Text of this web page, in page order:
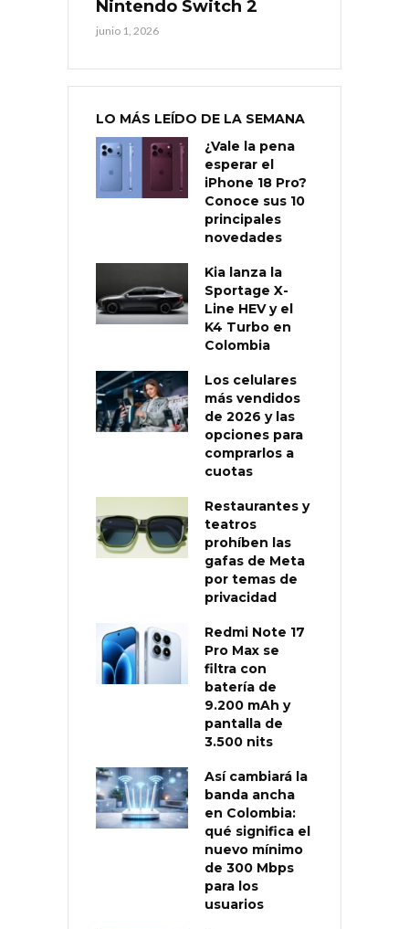
Nintendo Switch 2
junio 1, 2026
LO MÁS LEÍDO DE LA SEMANA
¿Vale la pena
esperar el
iPhone 18 Pro?
Conoce sus 10
principales
novedades
Kia lanza la
Sportage X-
Line HEV y el
K4 Turbo en
Colombia
Los celulares
más vendidos
de 2026 y las
opciones para
comprarlos a
cuotas
Restaurantes y
teatros
prohíben las
gafas de Meta
por temas de
privacidad
Redmi Note 17
Pro Max se
filtra con
batería de
9.200 mAh y
pantalla de
3.500 nits
Así cambiará la
banda ancha
en Colombia:
qué significa el
nuevo mínimo
de 300 Mbps
para los
usuarios